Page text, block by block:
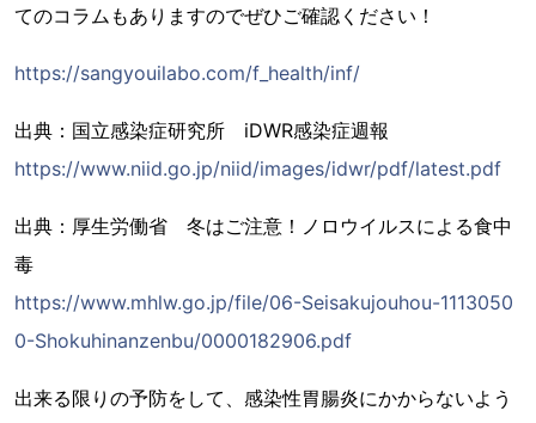
てのコラムもありますのでぜひご確認ください！
https://sangyouilabo.com/f_health/inf/
出典：国立感染症研究所 iDWR感染症週報
https://www.niid.go.jp/niid/images/idwr/pdf/latest.pdf
出典：厚生労働省 冬はご注意！ノロウイルスによる食中
毒
https://www.mhlw.go.jp/file/06-Seisakujouhou-1113050
0-Shokuhinanzenbu/0000182906.pdf
出来る限りの予防をして、感染性胃腸炎にかからないよう